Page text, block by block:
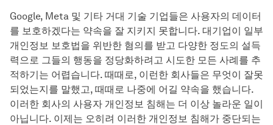
Google, Meta 및 기타 거대 기술 기업들은 사용자의 데이터
를 보호하겠다는 약속을 잘 지키지 못합니다. 대기업이 일부
개인정보 보호법을 위반한 혐의를 받고 다양한 정도의 설득
력으로 그들의 행동을 정당화하려고 시도한 모든 사례를 추
적하기는 어렵습니다. 때때로, 이런한 회사들은 무엇이 잘못
되었는지를 말했고, 때때로 나중에 어길 약속을 했습니다.
이러한 회사의 사용자 개인정보 침해는 더 이상 놀라운 일이
아닙니다. 이제는 오히려 이러한 개인정보 침해가 중단되는